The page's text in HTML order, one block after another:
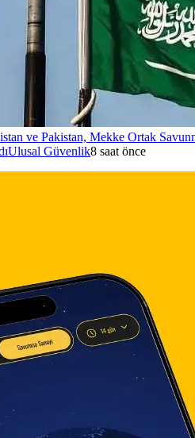
ve Pakistan, Mekke Ortak
Ulusal Güvenlik8 saat önce